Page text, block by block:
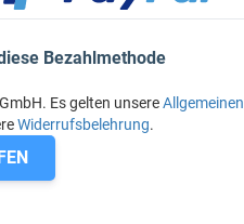
Bezahlmethode
Es gelten unsereAllgemeinen
Widerrufsbelehrung.